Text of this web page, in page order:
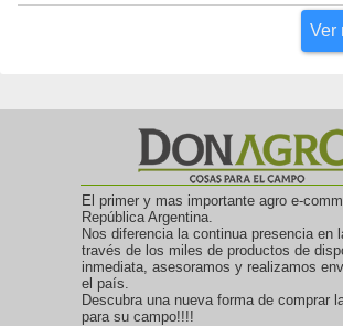
Ver
El primer y mas importante agro e-
República Argentina.
Nos diferencia la continua presencia en
través de los miles de productos de
inmediata, asesoramos y realizamos
el país.
Descubra una nueva forma de comprar
para su campo!!!!